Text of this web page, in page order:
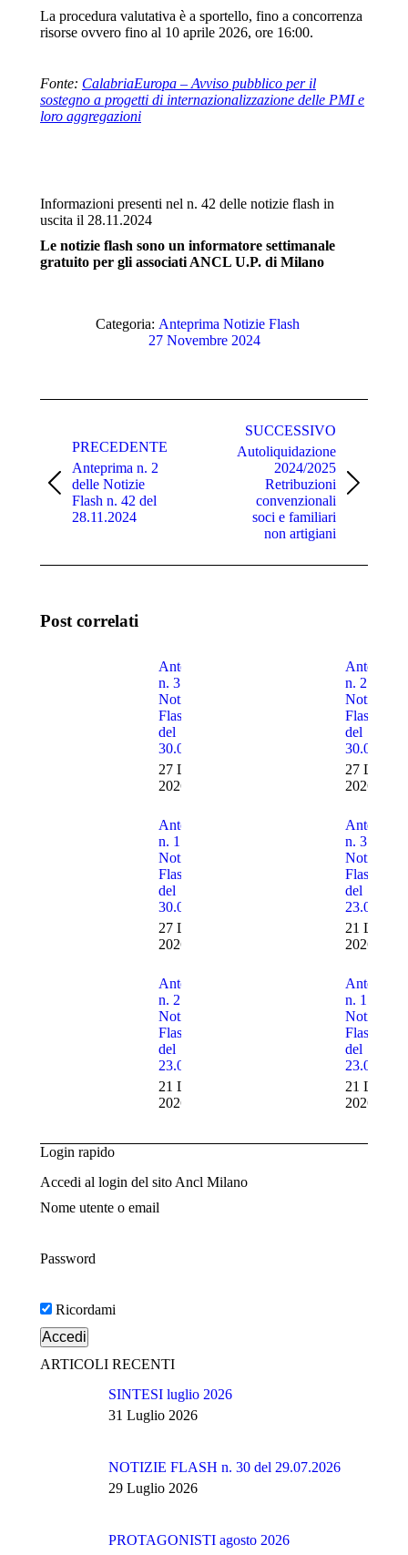
La procedura valutativa è a sportello, fino a concorrenza
risorse ovvero fino al 10 aprile 2026, ore 16:00.
Fonte: CalabriaEuropa – Avviso pubblico per il
sostegno a progetti di internazionalizzazione delle PMI e
loro aggregazioni
Informazioni presenti nel n. 42 delle notizie flash in
uscita il 28.11.2024
Le notizie flash sono un informatore settimanale
gratuito per gli associati ANCL U.P. di Milano
Categoria: Anteprima Notizie Flash
27 Novembre 2024
post
PRECEDENTE
Post
precedente:
Anteprima n. 2
delle Notizie
Flash n. 42 del
28.11.2024
SUCCESSIVO
Prossimo
post:
Autoliquidazione
2024/2025
Retribuzioni
convenzionali
soci e familiari
non artigiani
Post correlati
Anteprima
n. 3 delle
Notizie
Flash n. 30
del
30.07.2026
27 Luglio
2026
Anteprima
n. 2 delle
Notizie
Flash n. 30
del
27 Luglio
2026
Anteprima
n. 1 delle
Notizie
Flash n. 30
del
30.07.2026
27 Luglio
2026
Anteprima
n. 3 delle
Notizie
Flash n. 29
del
21 Luglio
2026
Anteprima
n. 2 delle
Notizie
Flash n. 29
del
23.07.2026
21 Luglio
2026
Anteprima
n. 1 delle
Notizie
Flash n. 29
del
21 Luglio
2026
Login rapido
Accedi al login del sito Ancl Milano
Nome utente o email
Password
Ricordami
ARTICOLI RECENTI
SINTESI luglio 2026
31 Luglio 2026
NOTIZIE FLASH n. 30 del 29.07.2026
29 Luglio 2026
PROTAGONISTI agosto 2026